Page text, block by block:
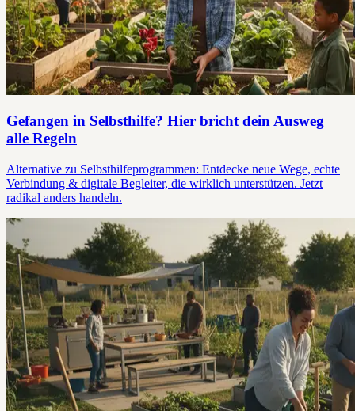
Gefangen in Selbsthilfe? Hier bricht dein Ausweg
alle Regeln
Alternative zu Selbsthilfeprogrammen: Entdecke neue Wege, echte
Verbindung & digitale Begleiter, die wirklich unterstützen. Jetzt
radikal anders handeln.